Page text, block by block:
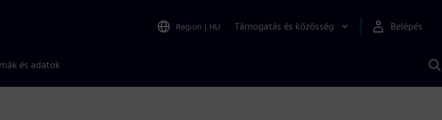
Region | HU Támogatás és közösség Belépés
és adatok